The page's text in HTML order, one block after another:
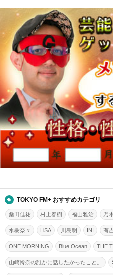
TOKYO FM+ おすすめカテゴリ
桑田佳祐 村上春樹 福山雅治 乃
水樹奈々 LiSA 川島明 INI 有
ONE MORNING Blue Ocean THE
山崎怜奈の誰かに話したかったこと。